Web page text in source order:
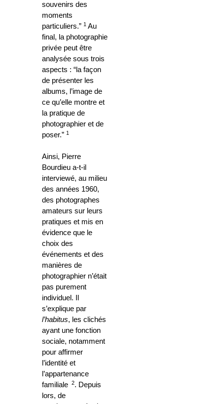
souvenirs des
moments
particuliers.” 1 Au
final, la photographie
privée peut être
analysée sous trois
aspects : “la façon
de présenter les
albums, l’image de
ce qu’elle montre et
la pratique de
photographier et de
poser.” 1
Ainsi, Pierre
Bourdieu a-t-il
interviewé, au milieu
des années 1960,
des photographes
amateurs sur leurs
pratiques et mis en
évidence que le
choix des
événements et des
manières de
photographier n’était
pas purement
individuel. Il
s’explique par
l’habitus, les clichés
ayant une fonction
sociale, notamment
pour affirmer
l’identité et
l’appartenance
familiale 2. Depuis
lors, de